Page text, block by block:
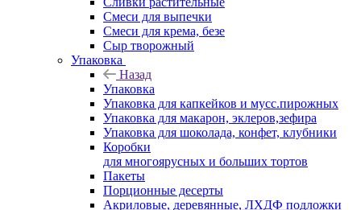
Смеси для выпечки
Смеси для крема, безе
Сыр творожный
Упаковка
Назад
Упаковка
Упаковка для капкейков и мусс.пирожных
Упаковка для макарон, эклеров,зефира
Упаковка для шоколада, конфет, клубники
Коробки
для многоярусных и больших тортов
Пакеты
Порционные десерты
Акриловые, деревянные, ЛХДФ подложки